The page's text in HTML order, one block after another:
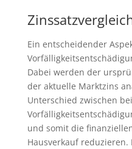
Ein entscheidender
Dabei werden der
der aktuelle Marktzins
Unterschied zwischen
und somit die
Hausverkauf reduzieren.